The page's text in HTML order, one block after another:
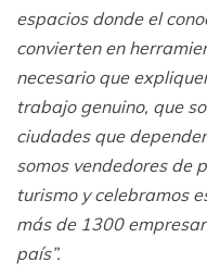
espacios donde el
convierten en
necesario que
trabajo genuino, que
ciudades que
somos vendedores de
turismo y celebramos
más de 1300
país”.